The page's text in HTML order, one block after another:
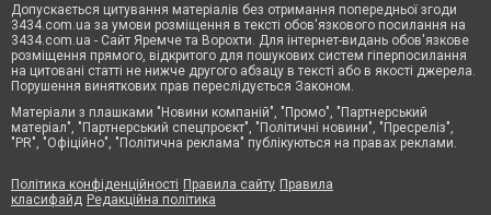
Допускається цитування матеріалів без отримання попередньої згоди
3434.com.ua за умови розміщення в тексті обов'язкового посилання на
3434.com.ua - Сайт Яремче та Ворохти. Для інтернет-видань обов'язкове
розміщення прямого, відкритого для пошукових систем гіперпосилання
на цитовані статті не нижче другого абзацу в тексті або в якості джерела.
Порушення виняткових прав переслідується Законом.
Матеріали з плашками "Новини компаній", "Промо", "Партнерський
матеріал", "Партнерський спецпроєкт", "Політичні новини", "Пресреліз",
"PR", "Офіційно", "Політична реклама" публікуються на правах реклами.
Політика конфіденційності Правила сайту Правила
класифайд Редакційна політика